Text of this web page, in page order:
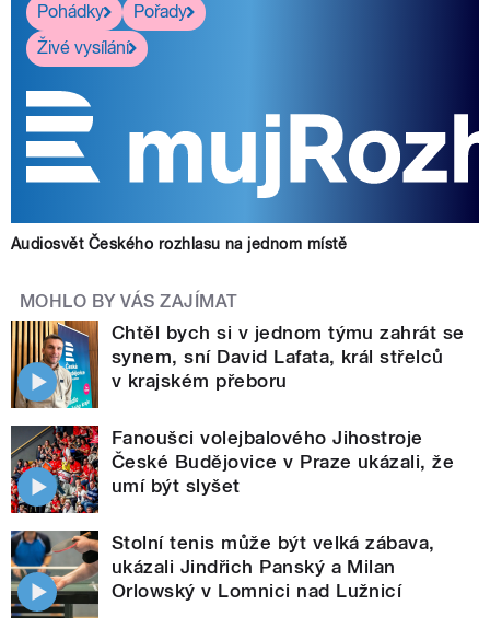
Pohádky
Pořady
Živé vysílání
Audiosvět Českého rozhlasu na jednom místě
MOHLO BY VÁS ZAJÍMAT
Chtěl bych si v jednom týmu zahrát se
synem, sní David Lafata, král střelců
v krajském přeboru
Fanoušci volejbalového Jihostroje
České Budějovice v Praze ukázali, že
umí být slyšet
Stolní tenis může být velká zábava,
ukázali Jindřich Panský a Milan
Orlowský v Lomnici nad Lužnicí